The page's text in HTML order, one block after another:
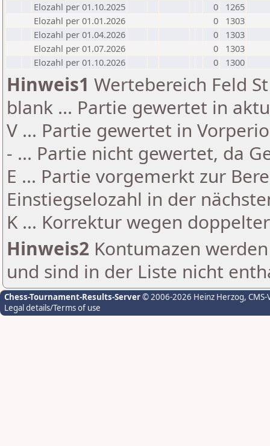
Elozahl per 01.10.2025
0
1265
Elozahl per 01.01.2026
0
1303
Elozahl per 01.04.2026
0
1303
Elozahl per 01.07.2026
0
1303
Elozahl per 01.10.2026
0 1300
Hinweis1 Wertebereich Feld
blank ... Partie gewertet in
V ... Partie gewertet in
- ... Partie nicht gewertet, da
E ... Partie vorgemerkt zur
Einstiegselozahl in der
K ... Korrektur wegen
Hinweis2 Kontumazen
und sind in der Liste nicht
Chess-Tournament-Results-Server© 2006-2026 Heinz Herzog,
Legal details/Terms of use